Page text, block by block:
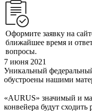
Оформите заявку на
ближайшее время и
вопросы.
7 июня 2021
Уникальный
обустроены нашими
«AURUS» значимый и
конвейера будут